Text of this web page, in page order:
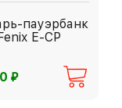
пауэрбанк
E-CP
⃏